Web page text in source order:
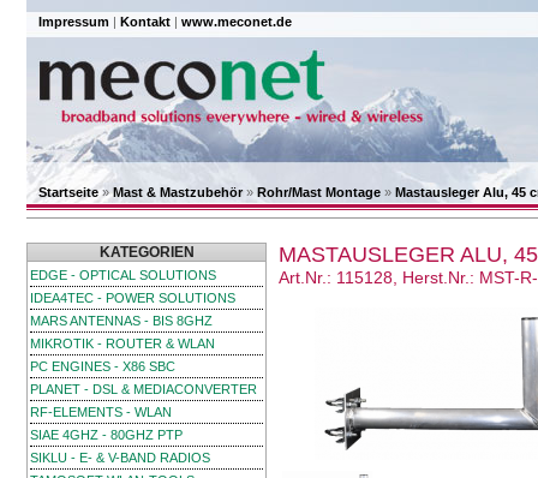
Impressum | Kontakt | www.meconet.de
Startseite»Mast & Mastzubehör» Rohr/Mast Montage » Mastausleger Alu, 45
KATEGORIEN
EDGE - OPTICAL SOLUTIONS
IDEA4TEC - POWER SOLUTIONS
MARS ANTENNAS - BIS 8GHZ
MIKROTIK - ROUTER & WLAN
PC ENGINES - X86 SBC
PLANET - DSL & MEDIACONVERTER
RF-ELEMENTS - WLAN
SIAE 4GHZ - 80GHZ PTP
SIKLU - E- & V-BAND RADIOS
MASTAUSLEGER ALU,
Art.Nr.: 115128, Herst.Nr.: MST-